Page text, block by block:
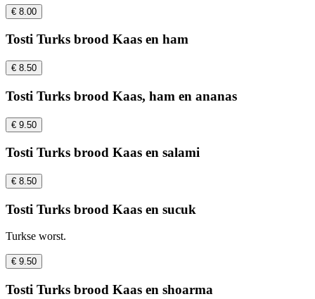
€ 8.00
Tosti Turks brood Kaas en ham
€ 8.50
Tosti Turks brood Kaas, ham en ananas
€ 9.50
Tosti Turks brood Kaas en salami
€ 8.50
Tosti Turks brood Kaas en sucuk
Turkse worst.
€ 9.50
Tosti Turks brood Kaas en shoarma